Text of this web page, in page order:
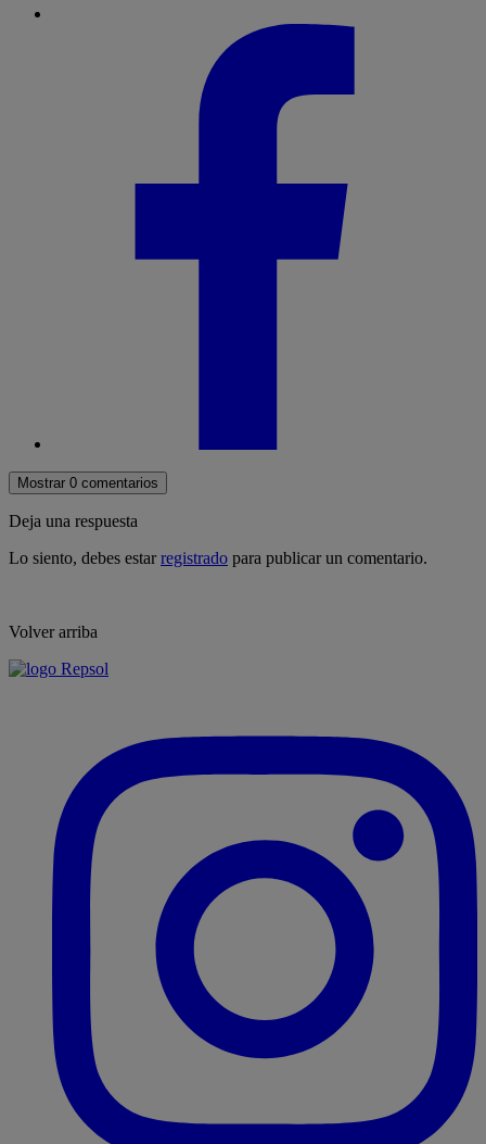
Mostrar 0 comentarios
Deja una respuesta
Lo siento, debes estarregistrado para publicar un comentario.
Volver arriba